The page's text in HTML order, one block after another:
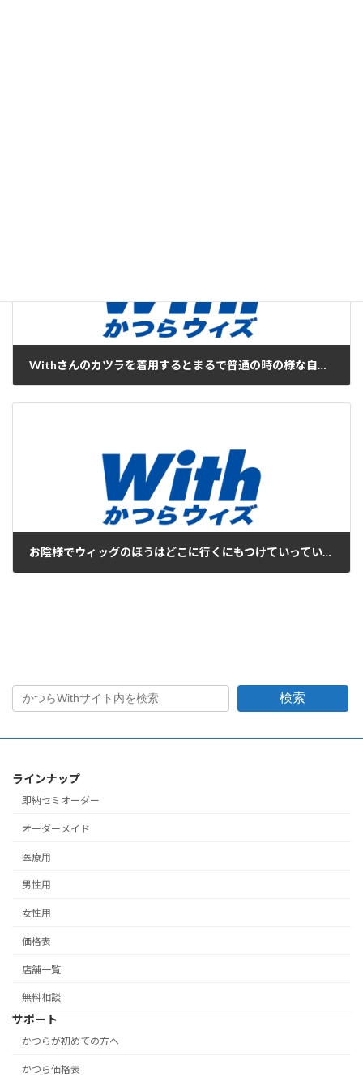
Withさんのカツラを着用するとまるで普通の時の様な自然さです
お陰様でウィッグのほうはどこに行くにもつけていっています
検索
ラインナップ
即納セミオーダー
オーダーメイド
医療用
男性用
女性用
価格表
店舗一覧
無料相談
サポート
かつらが初めての方へ
かつら価格表